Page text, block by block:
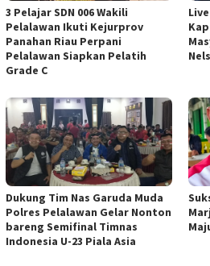
3 Pelajar SDN 006 Wakili
Pelalawan Ikuti Kejurprov
Panahan Riau Perpani
Pelalawan Siapkan Pelatih
Grade C
Dukung Tim Nas Garuda Muda
Polres Pelalawan Gelar Nonton
bareng Semifinal Timnas
Indonesia U-23 Piala Asia